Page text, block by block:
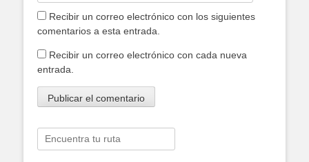
Recibir un correo electrónico con los siguientes
comentarios a esta entrada.
Recibir un correo electrónico con cada nueva
entrada.
Buscar: